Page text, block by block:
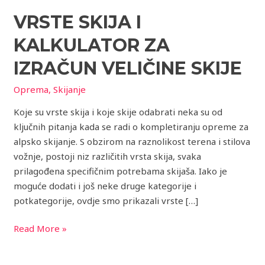
VRSTE SKIJA I
KALKULATOR ZA
IZRAČUN VELIČINE SKIJE
Oprema,Skijanje
Koje su vrste skija i koje skije odabrati neka su od
ključnih pitanja kada se radi o kompletiranju opreme za
alpsko skijanje. S obzirom na raznolikost terena i stilova
vožnje, postoji niz različitih vrsta skija, svaka
prilagođena specifičnim potrebama skijaša. Iako je
moguće dodati i još neke druge kategorije i
potkategorije, ovdje smo prikazali vrste […]
i
za
izračun
veličine
skije
Read More »